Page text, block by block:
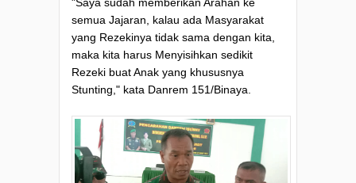
semua Jajaran, kalau ada Masyarakat
yang Rezekinya tidak sama dengan kita,
maka kita harus Menyisihkan sedikit
Rezeki buat Anak yang khususnya
Stunting," kata Danrem 151/Binaya.